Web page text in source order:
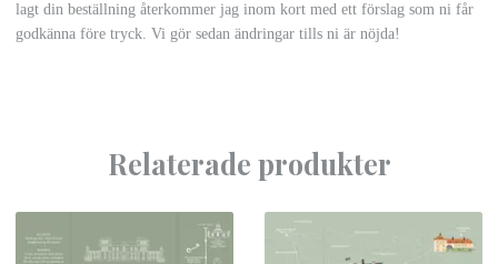
lagt din beställning återkommer jag inom kort med ett förslag som ni får
godkänna före tryck. Vi gör sedan ändringar tills ni är nöjda!
Relaterade produkter